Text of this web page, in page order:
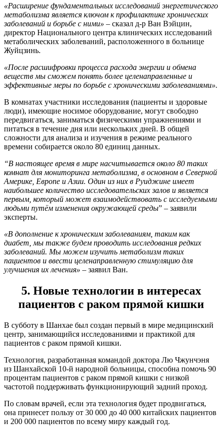
«Расширение фундаментальных исследований энергетического
метаболизма является ключом к профилактике хронических
заболеваний и борьбе с ними» – сказал д-р Ван Вэйцин,
директор Национального центра клинических исследований
метаболических заболеваний, расположенного в больнице
Жуйцзинь.
«После расшифровки процесса расхода энергии и обмена
веществ мы сможем понять более целенаправленные и
эффективные меры по борьбе с хроническими заболеваниями».
В комнатах участники исследования (пациенты и здоровые
люди), имеющие носимое оборудование, могут свободно
передвигаться, заниматься физическими упражнениями и
питаться в течение дня или нескольких дней. В общей
сложности для анализа и изучения в режиме реального
времени собирается около 80 единиц данных.
“В настоящее время в мире насчитывается около 80 таких
комнат для мониторинга метаболизма, в основном в Северной
Америке, Европе и Азии. Один из них в Руиджине имеет
наибольшее количество исследовательских залов и является
первым, который может взаимодействовать с исследуемыми
людьми путём изменения окружающей среды” – заявили
эксперты.
«В дополнение к хроническим заболеваниям, таким как
диабет, мы также будем проводить исследования редких
заболеваний. Мы можем изучить метаболизм таких
пациентов и ввести целенаправленную стимуляцию для
улучшения их лечения» – заявил Ван.
5. Новые технологии в интересах
пациентов с раком прямой кишки
В субботу в Шанхае был создан первый в мире медицинский
центр, занимающийся исследованиями и практикой для
пациентов с раком прямой кишки.
Технология, разработанная командой доктора Лю Чжунчэня
из Шанхайской 10-й народной больницы, способна помочь 90
процентам пациентов с раком прямой кишки с низкой
частотой поддерживать функционирующий задний проход.
По словам врачей, если эта технология будет продвигаться,
она принесет пользу от 30 000 до 40 000 китайских пациентов
и 200 000 пациентов по всему миру каждый год.